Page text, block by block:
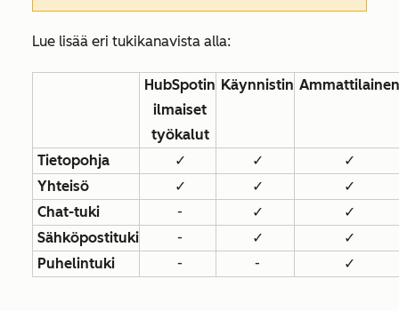
Lue lisää eri tukikanavista alla:
HubSpotin
ilmaiset
työkalut
Käynnistin Ammattilainen
Tietopohja ✓ ✓
✓
Yhteisö
✓ ✓
✓
Chat-tuki
- ✓
✓
Sähköpostituki
- ✓
✓
Puhelintuki
- - ✓